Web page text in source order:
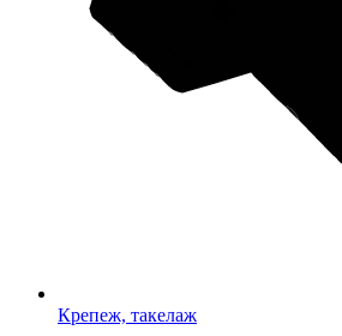
Крепеж, такелаж